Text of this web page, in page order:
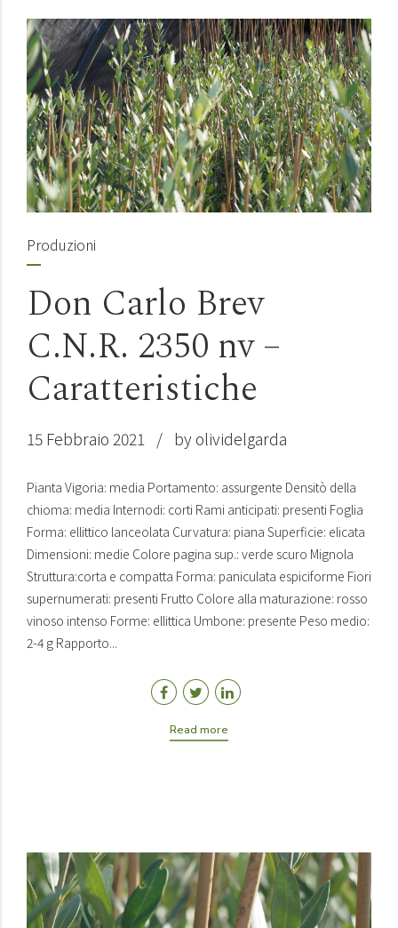
Produzioni
Don Carlo Brev
C.N.R. 2350 nv –
Caratteristiche
15 Febbraio 2021 by olividelgarda
Pianta Vigoria: media Portamento: assurgente Densitò della
chioma: media Internodi: corti Rami anticipati: presenti Foglia
Forma: ellittico lanceolata Curvatura: piana Superficie: elicata
Dimensioni: medie Colore pagina sup.: verde scuro Mignola
Struttura:corta e compatta Forma: paniculata espiciforme Fiori
supernumerati: presenti Frutto Colore alla maturazione: rosso
vinoso intenso Forme: ellittica Umbone: presente Peso medio:
2-4 g Rapporto...
Read more